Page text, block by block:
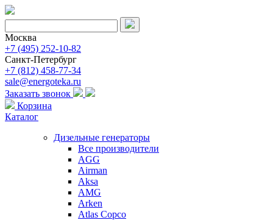
Москва
+7 (495) 252-10-82
Санкт-Петербург
+7 (812) 458-77-34
sale@energoteka.ru
Заказать звонок
Корзина
Каталог
Дизельные генераторы
Все производители
AGG
Airman
Aksa
AMG
Arken
Atlas Copco